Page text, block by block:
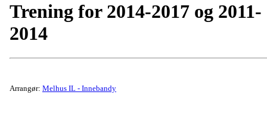
Trening for 2014-2017 og 2011-
2014
Arrangør: Melhus IL - Innebandy